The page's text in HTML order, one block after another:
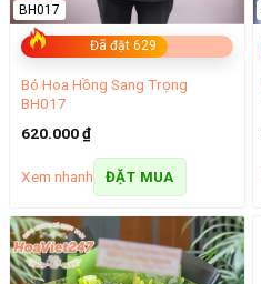
Đã đặt 629
BH017
Bó Hoa Hồng Sang Trọng
BH017
620.000₫
Xem nhanh ĐẶT MUA